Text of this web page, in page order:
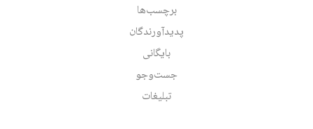
برچسب‌ها
پدیدآورندگان
بایگانی
جست‌وجو
تبلیغات